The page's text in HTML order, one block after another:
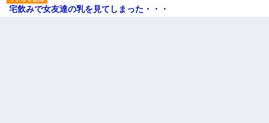
宅飲みで女友達の乳を見てしまった・・・